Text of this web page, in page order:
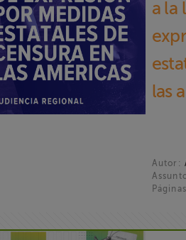
a la
las
Autor: